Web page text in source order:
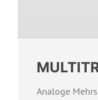
Analoge